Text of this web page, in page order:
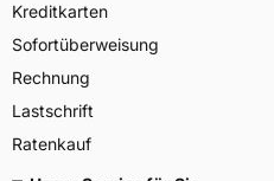
Kreditkarten
Sofortüberweisung
Rechnung
Lastschrift
Ratenkauf